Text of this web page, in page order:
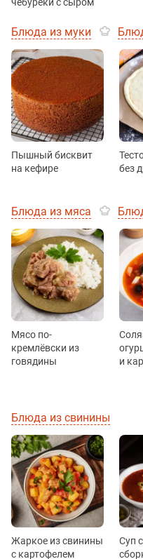
Блюда из муки
Пышный бисквит
на кефире
без
Блюда из мяса
Мясо по-
кремлёвски из
говядины
и
Блюда из свинины
Жаркое из свинины
с картофелем
Суп